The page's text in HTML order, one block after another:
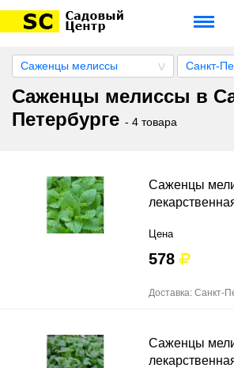
Саженцы мелиссы Санкт-
Саженцы мелиссы в
Петербурге - 4 товара
Саженцы
Цена
578
Доставка: Санкт-
Саженцы